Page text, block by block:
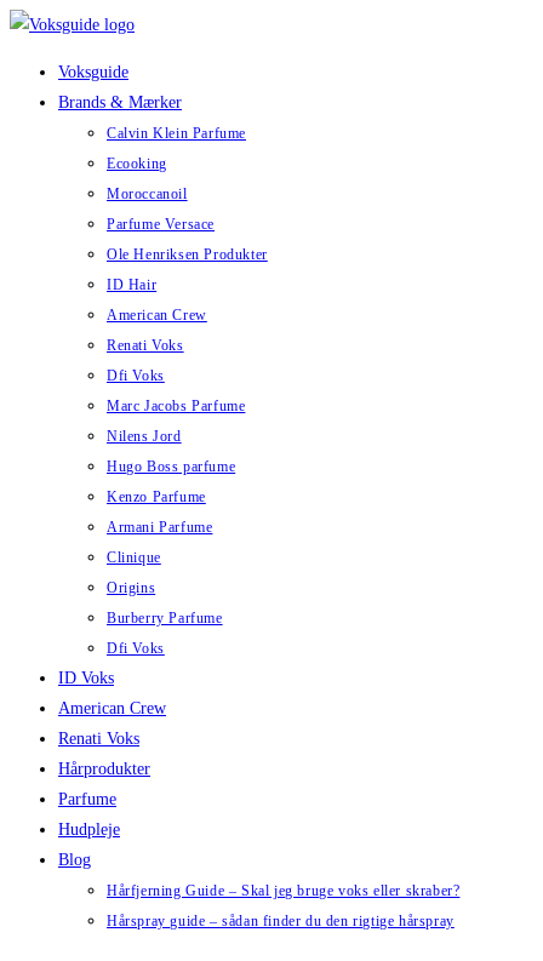
Skip
Voksguide
Brands & Mærker
Calvin Klein Parfume
Ecooking
Moroccanoil
Parfume Versace
Ole Henriksen Produkter
ID Hair
American Crew
Renati Voks
Dfi Voks
Marc Jacobs Parfume
Nilens Jord
Hugo Boss parfume
Kenzo Parfume
Armani Parfume
Clinique
Origins
Burberry Parfume
Dfi Voks
ID Voks
American Crew
Renati Voks
Hårprodukter
Parfume
Hudpleje
Blog
Hårfjerning Guide – Skal jeg bruge voks eller skraber?
Hårspray guide – sådan finder du den rigtige hårspray